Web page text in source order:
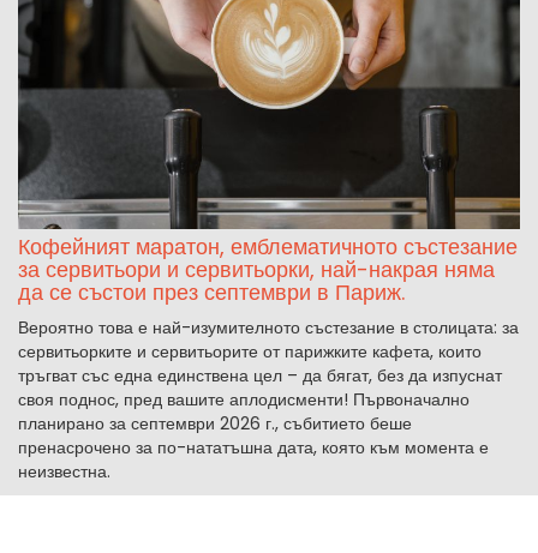
Кофейният маратон, емблематичното състезание
за сервитьори и сервитьорки, най-накрая няма
да се състои през септември в Париж.
Вероятно това е най-изумителното състезание в столицата: за
сервитьорките и сервитьорите от парижките кафета, които
тръгват със една единствена цел – да бягат, без да изпуснат
своя поднос, пред вашите аплодисменти! Първоначално
планирано за септември 2026 г., събитието беше
пренасрочено за по-нататъшна дата, която към момента е
неизвестна.